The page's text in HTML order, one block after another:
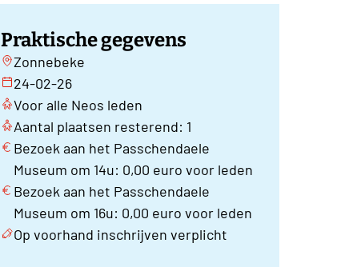
Praktische gegevens
Zonnebeke
24-02-26
Voor alle Neos leden
Aantal plaatsen resterend: 1
Bezoek aan het Passchendaele
Museum om 14u: 0,00 euro voor leden
Bezoek aan het Passchendaele
Museum om 16u: 0,00 euro voor leden
Op voorhand inschrijven verplicht